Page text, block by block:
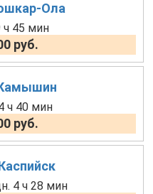
Ола
ч 45 мин
руб.
ч 40 мин
руб.
4 ч 28 мин